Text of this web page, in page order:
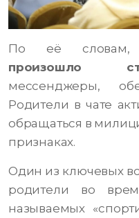
По её
произошло
мессенджеры,
Родители в чате
обращаться в
признаках.
Один из ключевых
родители во
называемых